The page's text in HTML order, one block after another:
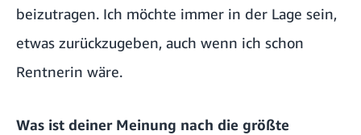
beizutragen. Ich möchte immer in der Lage sein,
etwas zurückzugeben, auch wenn ich schon
Rentnerin wäre.
Was ist deiner Meinung nach die größte